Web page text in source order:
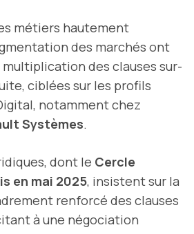
métiers hautement
des marchés ont
multiplication des clauses sur-
ciblées sur les profils
notamment chez
Systèmes.
dont le Cercle
en mai 2025, insistent sur la
renforcé des clauses
à une négociation